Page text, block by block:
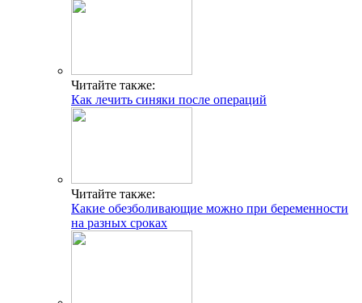
Читайте также:
Как лечить синяки после операций
Читайте также:
Какие обезболивающие можно при беременности
на разных сроках